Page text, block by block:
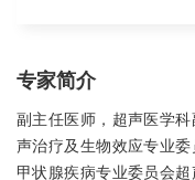
专家简介
副主任医师，超声医学
声治疗及生物效应专业
甲状腺疾病专业委员会